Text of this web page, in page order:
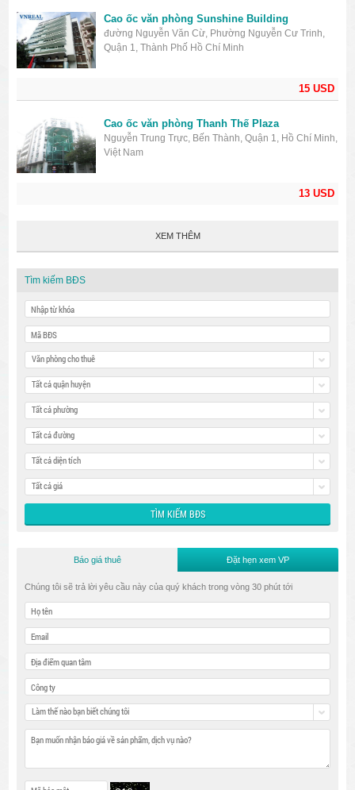
15 USD
Cao ốc văn phòng Sunshine Building
đường Nguyễn Văn Cừ, Phường Nguyễn Cư Trinh,
Quận 1, Thành Phố Hồ Chí Minh
13 USD
Cao ốc văn phòng Thanh Thế Plaza
Nguyễn Trung Trực, Bến Thành, Quận 1, Hồ Chí Minh,
Việt Nam
XEM THÊM
Tìm kiếm BĐS
Văn phòng cho thuê
Tất cả quận huyện
Tất cả phường
Tất cả đường
Tất cả diện tích
Tất cả giá
Báo giá thuê Đặt hẹn xem VP
Chúng tôi sẽ trả lời yêu cầu này của quý khách trong vòng 30 phút tới
Làm thế nào bạn biết chúng tôi